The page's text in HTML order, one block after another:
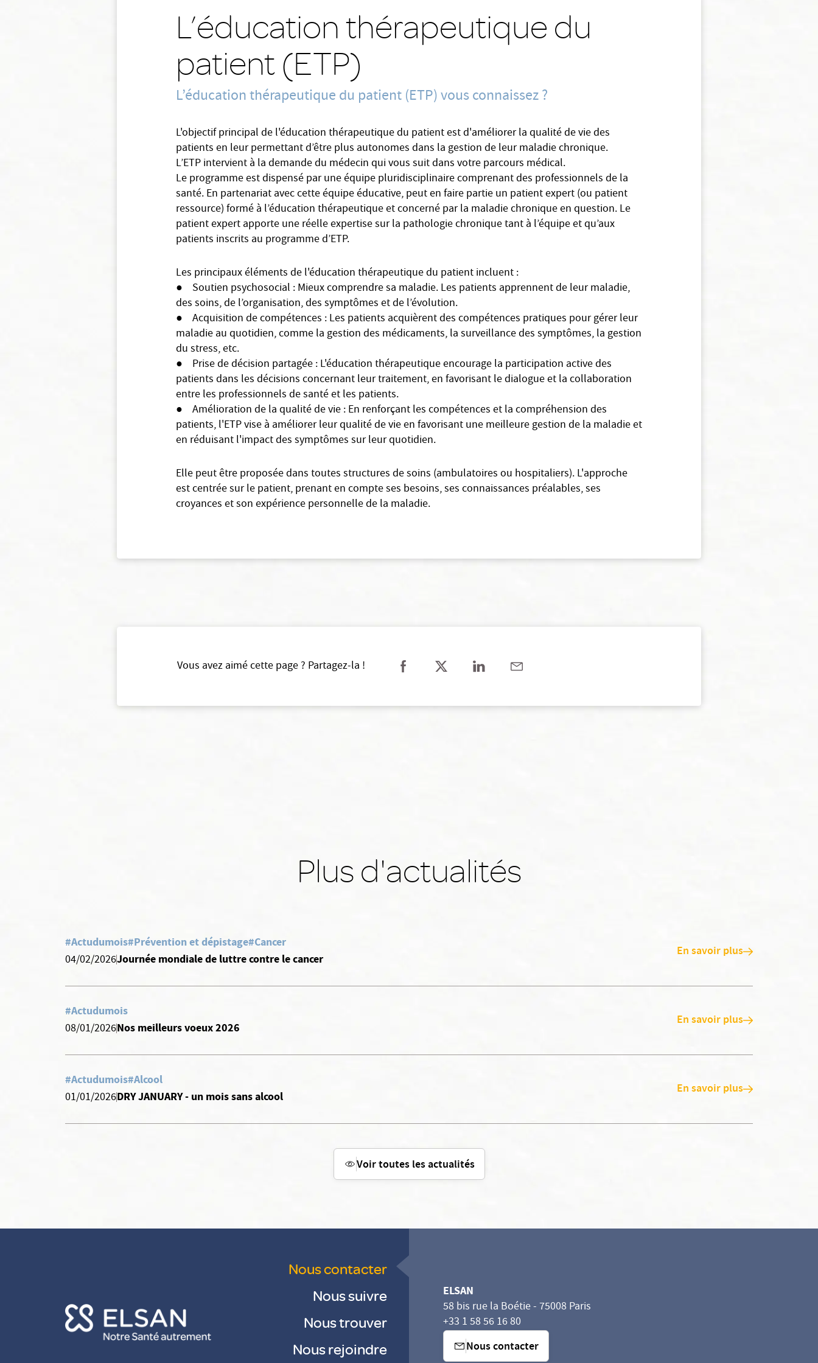
L’éducation thérapeutique du
patient (ETP)
L’éducation thérapeutique du patient (ETP) vous connaissez ?
L'objectif principal de l'éducation thérapeutique du patient est d'améliorer la qualité de vie des
patients en leur permettant d’être plus autonomes dans la gestion de leur maladie chronique.
L’ETP intervient à la demande du médecin qui vous suit dans votre parcours médical.
Le programme est dispensé par une équipe pluridisciplinaire comprenant des professionnels de la
santé. En partenariat avec cette équipe éducative, peut en faire partie un patient expert (ou patient
ressource) formé à l’éducation thérapeutique et concerné par la maladie chronique en question. Le
patient expert apporte une réelle expertise sur la pathologie chronique tant à l’équipe et qu’aux
patients inscrits au programme d’ETP.
Les principaux éléments de l'éducation thérapeutique du patient incluent :
● Soutien psychosocial : Mieux comprendre sa maladie. Les patients apprennent de leur maladie,
des soins, de l’organisation, des symptômes et de l’évolution.
● Acquisition de compétences : Les patients acquièrent des compétences pratiques pour gérer leur
maladie au quotidien, comme la gestion des médicaments, la surveillance des symptômes, la gestion
du stress, etc.
● Prise de décision partagée : L'éducation thérapeutique encourage la participation active des
patients dans les décisions concernant leur traitement, en favorisant le dialogue et la collaboration
entre les professionnels de santé et les patients.
● Amélioration de la qualité de vie : En renforçant les compétences et la compréhension des
patients, l'ETP vise à améliorer leur qualité de vie en favorisant une meilleure gestion de la maladie et
en réduisant l'impact des symptômes sur leur quotidien.
Elle peut être proposée dans toutes structures de soins (ambulatoires ou hospitaliers). L'approche
est centrée sur le patient, prenant en compte ses besoins, ses connaissances préalables, ses
croyances et son expérience personnelle de la maladie.
Vous avez aimé cette page ? Partagez-la !
Plus d'actualités
#Actudumois#Prévention et dépistage#Cancer
04/02/2026Journée mondiale de luttre contre le cancer En savoir plus
#Actudumois
08/01/2026Nos meilleurs voeux 2026 En savoir plus
#Actudumois#Alcool
01/01/2026DRY JANUARY - un mois sans alcool En savoir plus
Voir toutes les actualités
Nous contacter
Nous suivre
Nous trouver
Nous rejoindre
ELSAN
58 bis rue la Boétie - 75008 Paris
+33 1 58 56 16 80
Nous contacter